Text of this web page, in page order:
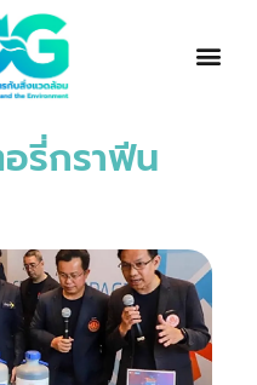
รี่กราฟีน